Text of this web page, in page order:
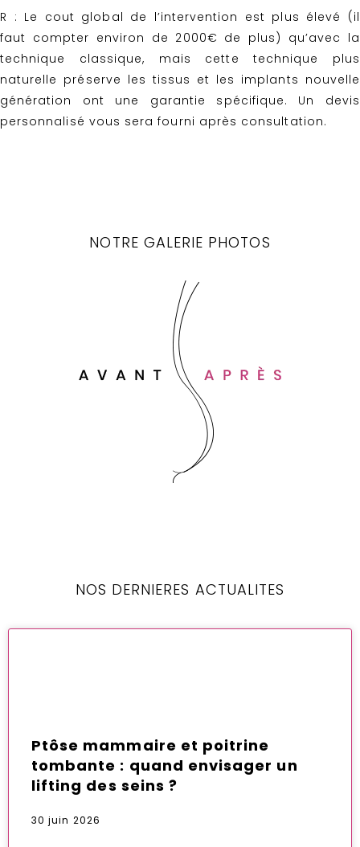
R : Le cout global de l’intervention est plus élevé (il
faut compter environ de 2000€ de plus) qu’avec la
technique classique, mais cette technique plus
naturelle préserve les tissus et les implants nouvelle
génération ont une garantie spécifique. Un devis
personnalisé vous sera fourni après consultation.
NOTRE GALERIE PHOTOS
NOS DERNIERES ACTUALITES
Ptôse mammaire et poitrine
tombante : quand envisager un
lifting des seins ?
30 juin 2026